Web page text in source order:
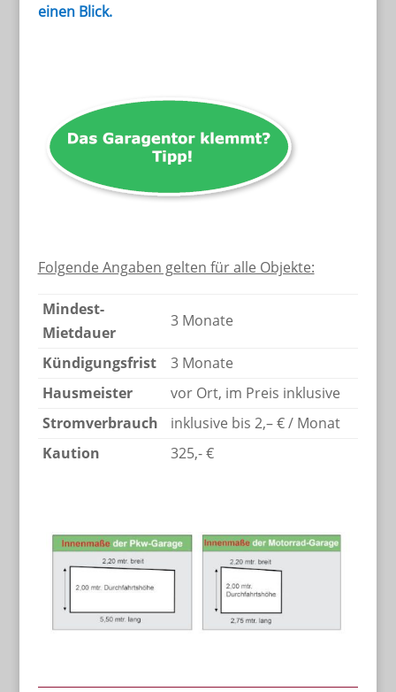
einen Blick.
Folgende Angaben gelten für alle Objekte:
Mindest-
Mietdauer
3 Monate
Kündigungsfrist
3 Monate
Hausmeister
vor Ort, im Preis inklusive
Stromverbrauch
inklusive bis 2,– € / Monat
Kaution
325,- €